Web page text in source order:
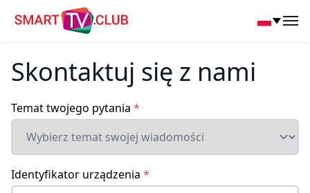
SmartTV Club
Skontaktuj się z nami
Temat twojego pytania *
Identyfikator urządzenia *